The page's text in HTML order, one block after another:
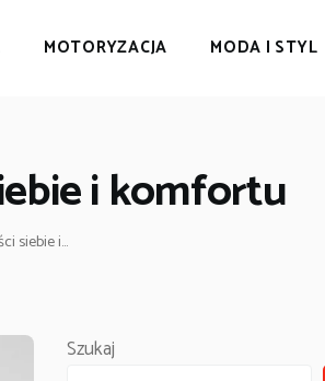
MOTORYZACJA MODA I STYL
i komfortu
siebie i...
Szukaj